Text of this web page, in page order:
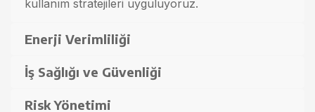
kullanım stratejileri uyguluyoruz.
Enerji Verimliliği
İş Sağlığı ve Güvenliği
Risk Yönetimi